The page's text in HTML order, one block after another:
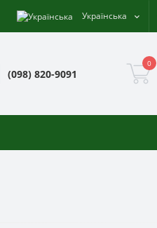
Українська
(098) 820-9091
0